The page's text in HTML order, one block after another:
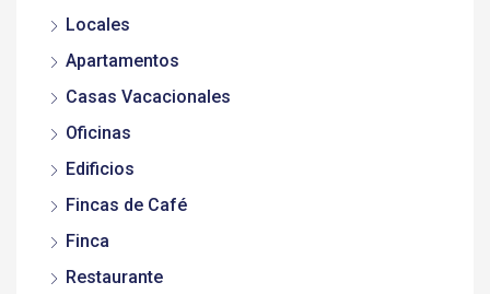
Locales
Apartamentos
Casas Vacacionales
Oficinas
Edificios
Fincas de Café
Finca
Restaurante